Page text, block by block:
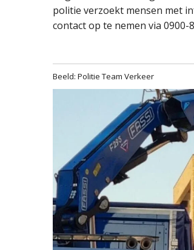
politie verzoekt mensen met
contact op te nemen via 0900-
Beeld: Politie Team Verkeer